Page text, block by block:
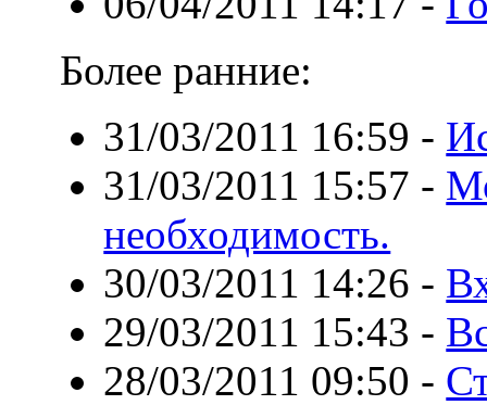
Более ранние:
31/03/2011 16:59 -
31/03/2011 15:57 -
необходимость.
30/03/2011 14:26 -
29/03/2011 15:43 -
28/03/2011 09:50 -